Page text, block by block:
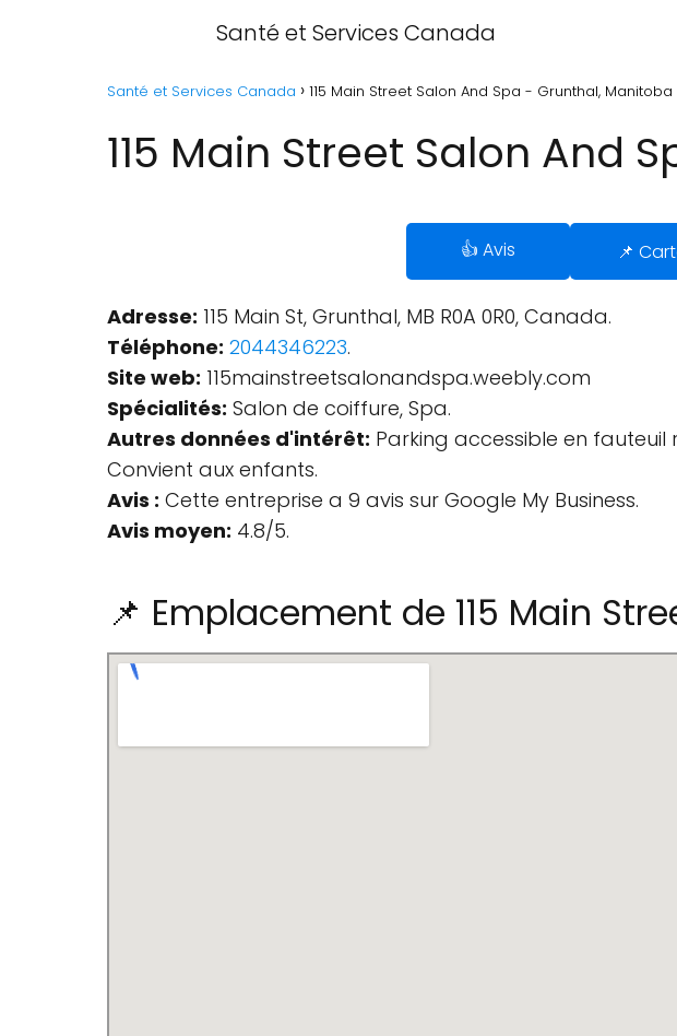
Santé et Services Canada
Santé et Services Canada 115 Main Street Salon And Spa - Grunthal, Manitoba
115 Main Street Salon And
👍 Avis 📌
Adresse: 115 Main St, Grunthal, MB R0A 0R0, Canada.
Téléphone: 2044346223.
Site web: 115mainstreetsalonandspa.weebly.com
Spécialités: Salon de coiffure, Spa.
Autres données d'intérêt: Parking accessible en
Convient aux enfants.
Avis : Cette entreprise a 9 avis sur Google My Business.
Avis moyen: 4.8/5.
📌 Emplacement de 115 Main